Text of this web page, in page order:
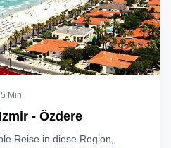
Min
- Özdere
Reise in diese Region,